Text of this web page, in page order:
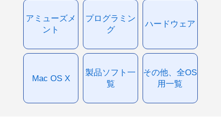
アミューズメ
ント
プログラミン
グ
ハードウェア
Mac OS X
製品ソフト一
覧
その他、全OS
用一覧